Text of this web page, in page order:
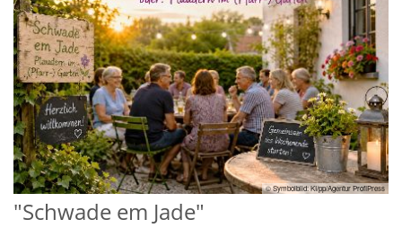
© Symbolbild: KI/pp/Agentur ProfiPress
"Schwade em Jade"